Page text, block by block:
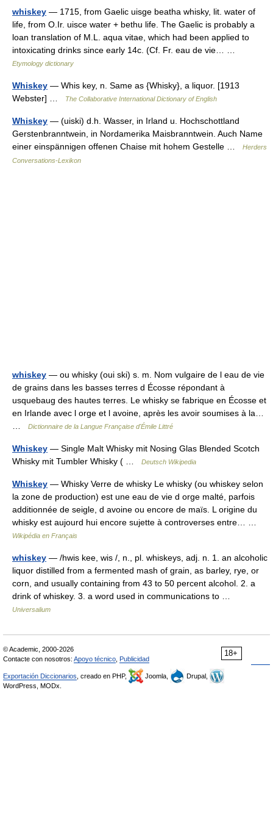
whiskey — 1715, from Gaelic uisge beatha whisky, lit. water of
life, from O.Ir. uisce water + bethu life. The Gaelic is probably a
loan translation of M.L. aqua vitae, which had been applied to
intoxicating drinks since early 14c. (Cf. Fr. eau de vie… …
Etymology dictionary
Whiskey — Whis key, n. Same as {Whisky}, a liquor. [1913
Webster] …
The Collaborative International Dictionary of English
Whiskey — (uiski) d.h. Wasser, in Irland u. Hochschottland
Gerstenbranntwein, in Nordamerika Maisbranntwein. Auch Name
einer einspännigen offenen Chaise mit hohem Gestelle …
Herders
Conversations-Lexikon
whiskey — ou whisky (oui ski) s. m. Nom vulgaire de l eau de vie
de grains dans les basses terres d Écosse répondant à
usquebaug des hautes terres. Le whisky se fabrique en Écosse et
en Irlande avec l orge et l avoine, après les avoir soumises à la…
Dictionnaire de la Langue Française d'Émile Littré
Whiskey — Single Malt Whisky mit Nosing Glas Blended Scotch
Whisky mit Tumbler Whisky ( …
Deutsch Wikipedia
Whiskey — Whisky Verre de whisky Le whisky (ou whiskey selon
la zone de production) est une eau de vie d orge malté, parfois
additionnée de seigle, d avoine ou encore de maïs. L origine du
whisky est aujourd hui encore sujette à controverses entre… …
Wikipédia en Français
whiskey — /hwis kee, wis /, n., pl. whiskeys, adj. n. 1. an alcoholic
liquor distilled from a fermented mash of grain, as barley, rye, or
corn, and usually containing from 43 to 50 percent alcohol. 2. a
drink of whiskey. 3. a word used in communications to …
Universalium
18+
© Academic, 2000-2026
Contacte con nosotros: Apoyo técnico Publicidad
Exportación Diccionarios , creado en PHP, Joomla,
Drupal,
WordPress, MODx.